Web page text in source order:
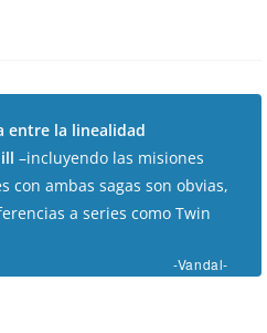
entre la linealidad
–incluyendo las misiones
con ambas sagas son obvias,
a series como Twin
-Vandal-